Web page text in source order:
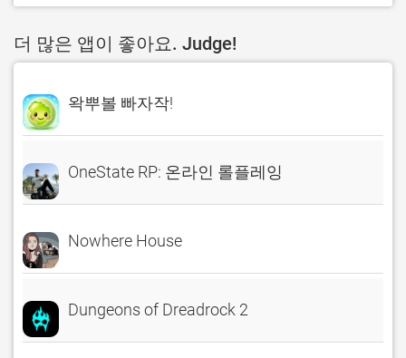
더 많은 앱이 좋아요. Judge!
왁뿌볼 빠자작!
OneState RP: 온라인 롤플레잉
Nowhere House
Dungeons of Dreadrock 2